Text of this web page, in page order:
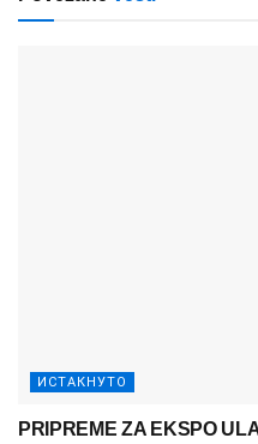
ИСТАКНУТО
PRIPREME ZA EKSPO